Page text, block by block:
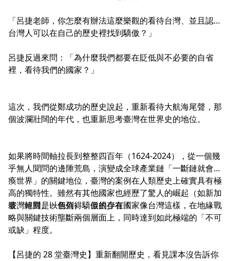
「呂捷老師，你怎麼有辦法這麼樂觀的看待台灣、並且認為
台灣人可以在自己的歷史裡找到驕傲？」
呂捷反過來問：「為什麼我們都要在貶低與不必要的自省
裡，看待我們的國家？」
這次，我們從鄭成功的歷史說起，重新看待大航海尾聲，那
個波瀾壯闊的年代，也重新思考臺灣在世界史的地位。
如果將時間軸拉長到整整四百年（1624-2024），從一個幾
乎無人聞問的邊陲荒島，演變成全球產業鏈「一斷鏈就會癱
瘓世界」的關鍵地位，臺灣的案例在人類歷史上確實具有極
高的獨特性。雖然有其他國家也經歷了驚人的崛起（如新加
坡、韓國、以色列），但很少有國家像台灣這樣，在地緣戰
略與關鍵技術壟斷兩個層面上，同時達到如此極端的「不可
或缺」程度。
臺灣絕對是一個值得驕傲的存在！
【呂捷的 28 堂臺灣史】重新翻開歷史，看見課本沒告訴你